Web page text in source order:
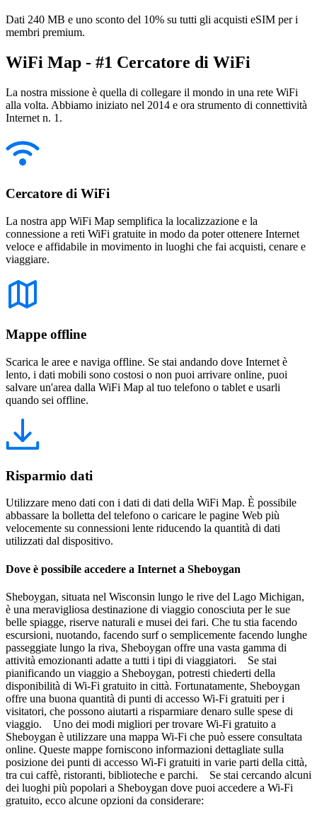
Dati 240 MB e uno sconto del 10% su tutti gli acquisti eSIM per i
membri premium.
WiFi Map - #1 Cercatore di WiFi
La nostra missione è quella di collegare il mondo in una rete WiFi
alla volta. Abbiamo iniziato nel 2014 e ora strumento di connettività
Internet n. 1.
Cercatore di WiFi
La nostra app WiFi Map semplifica la localizzazione e la
connessione a reti WiFi gratuite in modo da poter ottenere Internet
veloce e affidabile in movimento in luoghi che fai acquisti, cenare e
viaggiare.
Mappe offline
Scarica le aree e naviga offline. Se stai andando dove Internet è
lento, i dati mobili sono costosi o non puoi arrivare online, puoi
salvare un'area dalla WiFi Map al tuo telefono o tablet e usarli
quando sei offline.
Risparmio dati
Utilizzare meno dati con i dati di dati della WiFi Map. È possibile
abbassare la bolletta del telefono o caricare le pagine Web più
velocemente su connessioni lente riducendo la quantità di dati
utilizzati dal dispositivo.
Dove è possibile accedere a Internet a Sheboygan
Sheboygan, situata nel Wisconsin lungo le rive del Lago Michigan,
è una meravigliosa destinazione di viaggio conosciuta per le sue
belle spiagge, riserve naturali e musei dei fari. Che tu stia facendo
escursioni, nuotando, facendo surf o semplicemente facendo lunghe
passeggiate lungo la riva, Sheboygan offre una vasta gamma di
attività emozionanti adatte a tutti i tipi di viaggiatori. Se stai
pianificando un viaggio a Sheboygan, potresti chiederti della
disponibilità di Wi-Fi gratuito in città. Fortunatamente, Sheboygan
offre una buona quantità di punti di accesso Wi-Fi gratuiti per i
visitatori, che possono aiutarti a risparmiare denaro sulle spese di
viaggio. Uno dei modi migliori per trovare Wi-Fi gratuito a
Sheboygan è utilizzare una mappa Wi-Fi che può essere consultata
online. Queste mappe forniscono informazioni dettagliate sulla
posizione dei punti di accesso Wi-Fi gratuiti in varie parti della città,
tra cui caffè, ristoranti, biblioteche e parchi. Se stai cercando alcuni
dei luoghi più popolari a Sheboygan dove puoi accedere a Wi-Fi
gratuito, ecco alcune opzioni da considerare: